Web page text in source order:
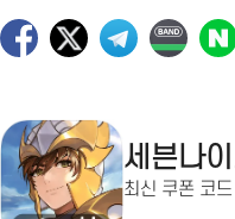
세븐나
최신 쿠폰 코